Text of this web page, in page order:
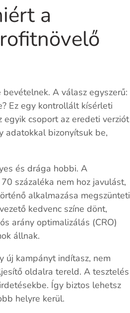
a
A válasz egyszerű:
Ez egy kontrollált kísérleti
csoport az eredeti verziót
adatokkal bizonyítsuk be,
és drága hobbi. A
százaléka nem hoz javulást,
alkalmazása megszünteti
kedvenc színe dönt,
arány optimalizálás (CRO)
állnak.
új kampányt indítasz, nem
oldalra tereld. A tesztelés
Így biztos lehetsz
helyre kerül.